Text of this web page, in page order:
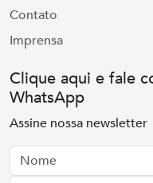
Contato
Imprensa
Clique aqui e fale
WhatsApp
Assine nossa newsletter
Nome
Email